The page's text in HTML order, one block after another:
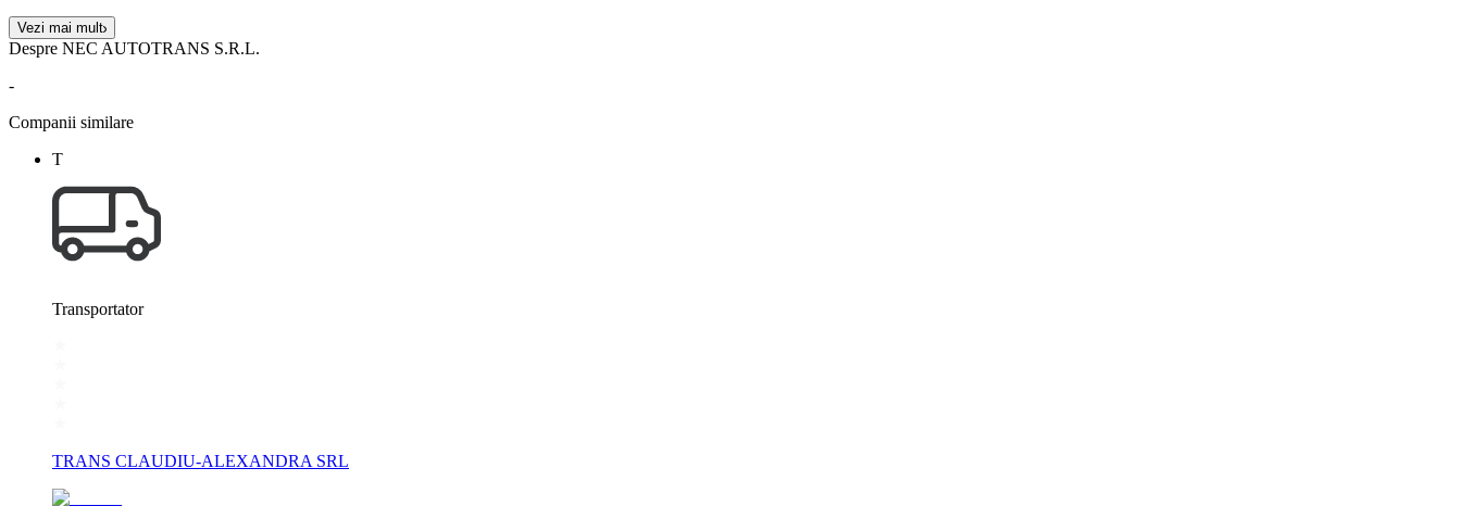
Vezi mai mult
Despre NEC AUTOTRANS S.R.L.
-
Companii similare
T
Transportator
TRANS CLAUDIU-ALEXANDRA SRL